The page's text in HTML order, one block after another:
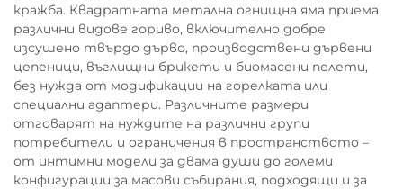
кражба. Квадратната метална огнищна яма приема
различни видове гориво, включително добре
изсушено твърдо дърво, производствени дървени
цепеници, въглищни брикети и биомасени пелети,
без нужда от модификации на горелката или
специални адаптери. Различните размери
отговарят на нуждите на различни групи
потребители и ограничения в пространството –
от интимни модели за двама души до големи
конфигурации за масови събирания, подходящи и за